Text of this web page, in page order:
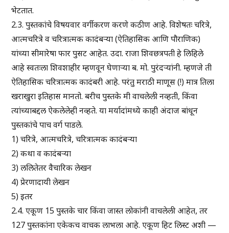
भेटतात.
2.3. पुस्तकांचे विषयवार वर्गीकरण करणे कठीण आहे. विशेषतः चरित्रे,
आत्मचरित्रे व चरित्रात्मक कादंबऱ्या (ऐतिहासिक आणि पौराणिक)
यांच्या सीमारेषा फार पुसट आहेत. उदा. राजा शिवछत्रपती हे लिहिले
आहे स्वतःला शिवशाहीर म्हणवून घेणाऱ्या ब. मो. पुरंदऱ्यांनी. म्हणजे ती
ऐतिहासिक चरित्रात्मक कादंबरी आहे. परंतु मराठी माणूस (!) मात्र तिला
खराखुरा इतिहास मानतो. बरीच पुस्तके मी वाचलेली नव्हती, किंवा
त्यांच्याबद्दल ऐकलेलेही नव्हते. या मर्यादांमध्ये काही अंदाज बांधून
पुस्तकांचे पाच वर्ग पाडले.
1) चरित्रे, आत्मचरित्रे, चरित्रात्मक कादंबऱ्या
2) कथा व कादंबऱ्या
3) ललितेतर वैचारिक लेखन
4) प्रेरणादायी लेखन
5) इतर
2.4. एकूण 15 पुस्तके चार किंवा जास्त लोकांनी वाचलेली आहेत, तर
127 पुस्तकांना एकेकच वाचक लाभला आहे. एकूण हिट लिस्ट अशी —